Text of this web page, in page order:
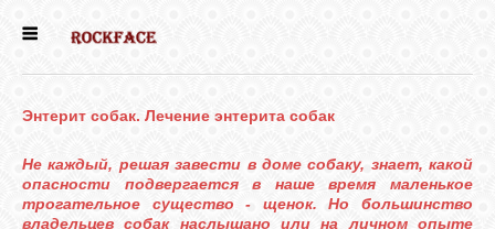
ДЕВОЧКИ
Энтерит собак. Лечение энтерита собак
Не каждый, решая завести в доме собаку, знает, какой
опасности подвергается в наше время маленькое
трогательное существо - щенок. Но большинство
владельцев собак наслышано или на личном опыте